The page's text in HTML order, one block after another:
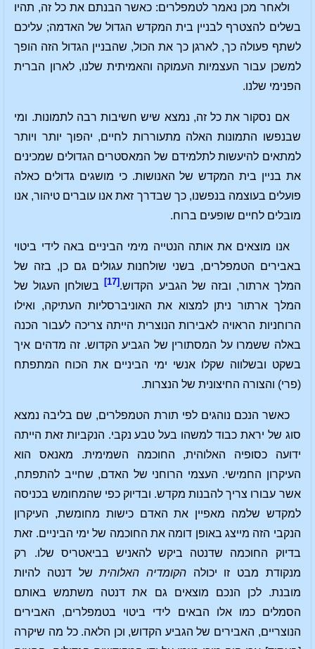
ולאחר מכן נאמר לטמפלרים: כאשר הבנתם את כל זה, תהיו
בשלים להצטרף לבניין בית המקדש הגדול של האדמה; עליכם
לשתף פעולה כך, לארגן כך את הכול, שהבניין הגדול הזה הופך
למשכן עבור העצמיות העמוקה והאמיתית שלנו, לארון הברית
הפנימי שלנו.
אם נסקור את כל זה, נמצא שיש חשיבות רבה לתמונות. ומי
שבנפשו התמונות האלה מתעוררות לחיים, יהפוך יותר ויותר
למתאים להיעשות לתלמידם של המאסטרים הגדולים שמכינים
את בניין בית המקדש של האנושות. כי מושגים גדולים כאלה
פועלים בעוצמה בנפשנו, כך שבדרך זאת אנו עוברים טיהור, אנו
מובלים לחיים שופעים ברוח.
אנו מוצאים את אותה הנטייה מימי הביניים באה לידי ביטוי
באבירים הטמפלרים, בשני שולחנות עגולים גם כן, בזה של
המלך ארתור, ובזה של הגביע הקדוש. [17]
בשולחן העגול של
המלך ארתור ניתן למצוא את האוניברסליות העתיקה, ואילו
הרוחניות הראויה לאבירות הנוצרית הייתה צריכה לעבור הכנה
באלה ששמרו על המסתורין של הגביע הקדוש. זה מדהים איך
בשקט ובשלווה שקלו אנשי ימי הביניים את הכוח המתפתח
(פרי) והצורה החיצונית של הנצרות.
כאשר הנכם נוהגים לפי תורת הטמפלרים, שם בליבה נמצא
סוג של יראת כבוד למשהו בעל טבע נקבי. הנקביות זאת הייתה
ידועה כסופיה האלוהית, החוכמה השמימית. מאנאס הוא
העיקרון החמישי. העצמי הרוחני של האדם, שחייב להתפתח,
אשר עבורו צריך להבנות מקדש. ובדיוק כפי שהמחומש בכניסה
למקדש שלמה מאפיין את האדם כישות מחומשת, העיקרון
הנקבי הזה מייצג באופן דומה את החוכמה של ימי הביניים. זאת
בדיוק החוכמה שדנטה ביקש להאניש בביאטריס שלו. רק
מנקודת מבט זו יכולה הקומדיה האלוהיתשל דנטה להיות
מובנת. לכן הנכם מוצאים גם את דנטה משתמש באותם
הסמלים כמו אלו הבאים לידי ביטוי בטמפלרים, האבירים
הנוצריים, האבירים של הגביע הקדוש, וכן הלאה. כל מה שיקרה